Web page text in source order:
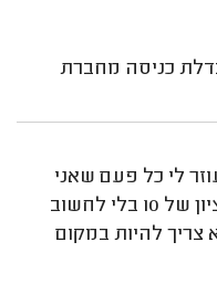
כניסה מחברת
לי כל פעם שאני
צריכה ואני נותנת לו ציון של 10 בלי לחשוב
צריך להיות במקום